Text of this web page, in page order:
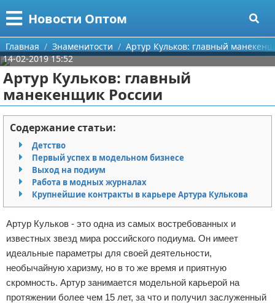
Новости Оптом
Меню
Главная
Категории
Информационные технологии
Автомобили
Знаменитости
Политика
Природа
Философия
Культура
Экономика
Поиск
О проекте
Контакты
Сотрудничество
Размещение рекламы
Для правообладателей
Условия предоставления информации
Отказ от ответственности
Главная Знаменитости
Артур Кульков: главный
14-02-2019 15:52
Артур Кульков: главный
манекенщик России
Содержание статьи:
Детство
Первый успех в модельном бизнесе
Выход на подиум
Работа в модных журналах
Крупнейшие контракты в карьере Артура Кулькова
Артур Кульков - это одна из самых востребованных и
известных звезд мира российского подиума. Он имеет
идеальные параметры для своей деятельности,
необычайную харизму, но в то же время и приятную
скромность. Артур занимается модельной карьерой на
протяжении более чем 15 лет, за что и получил заслуженный